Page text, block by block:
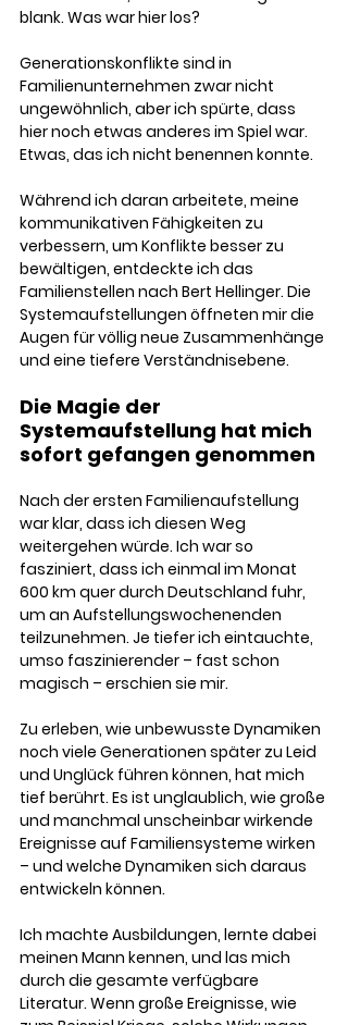
blank. Was war hier los?
Generationskonflikte sind in
Familienunternehmen zwar nicht
ungewöhnlich, aber ich spürte, dass
hier noch etwas anderes im Spiel war.
Etwas, das ich nicht benennen konnte.
Während ich daran arbeitete, meine
kommunikativen Fähigkeiten zu
verbessern, um Konflikte besser zu
bewältigen, entdeckte ich das
Familienstellen nach Bert Hellinger. Die
Systemaufstellungen öffneten mir die
Augen für völlig neue Zusammenhänge
und eine tiefere Verständnisebene.
Die Magie der
Systemaufstellung hat mich
sofort gefangen genommen
Nach der ersten Familienaufstellung
war klar, dass ich diesen Weg
weitergehen würde. Ich war so
fasziniert, dass ich einmal im Monat
600 km quer durch Deutschland fuhr,
um an Aufstellungswochenenden
teilzunehmen. Je tiefer ich eintauchte,
umso faszinierender – fast schon
magisch – erschien sie mir.
Zu erleben, wie unbewusste Dynamiken
noch viele Generationen später zu Leid
und Unglück führen können, hat mich
tief berührt. Es ist unglaublich, wie große
und manchmal unscheinbar wirkende
Ereignisse auf Familiensysteme wirken
– und welche Dynamiken sich daraus
entwickeln können.
Ich machte Ausbildungen, lernte dabei
meinen Mann kennen, und las mich
durch die gesamte verfügbare
Literatur. Wenn große Ereignisse, wie